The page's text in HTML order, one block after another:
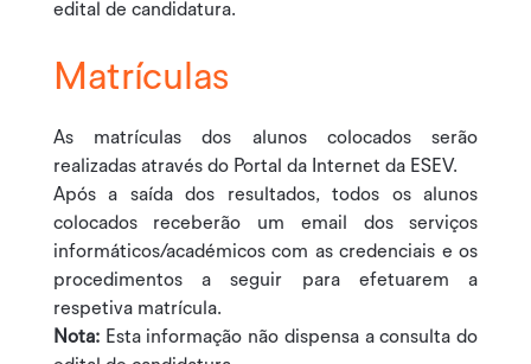
edital de candidatura.
Matrículas
As matrículas dos alunos colocados serão
realizadas através do Portal da Internet da ESEV.
Após a saída dos resultados, todos os alunos
colocados receberão um email dos serviços
informáticos/académicos com as credenciais e os
procedimentos a seguir para efetuarem a
respetiva matrícula.
Nota:Esta informação não dispensa a consulta do